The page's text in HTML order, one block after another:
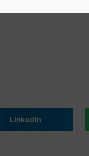
LinkedIn